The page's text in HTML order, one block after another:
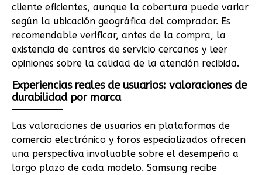
cliente eficientes, aunque la cobertura puede variar
según la ubicación geográfica del comprador. Es
recomendable verificar, antes de la compra, la
existencia de centros de servicio cercanos y leer
opiniones sobre la calidad de la atención recibida.
Experiencias reales de usuarios: valoraciones de
durabilidad por marca
Las valoraciones de usuarios en plataformas de
comercio electrónico y foros especializados ofrecen
una perspectiva invaluable sobre el desempeño a
largo plazo de cada modelo. Samsung recibe